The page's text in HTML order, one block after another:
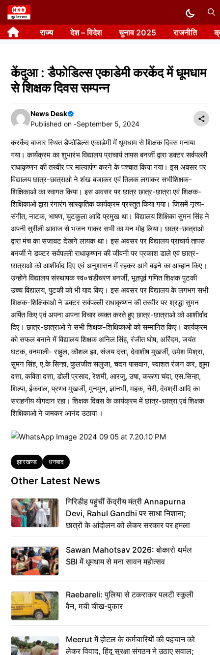
Skip
to
content राज्य देश – विदेश चुनाव 2025 राजनीति
केंदुआ : डैफोडिल्स एकाडेमी करकेंद में धूमधाम
से शिक्षक दिवस सम्पन्न
News Desk
Published on -September 5, 2024
करकेंद बाजार स्थित डैफोडिल्स एकाडेमी में धूमधाम से शिक्षक दिवस मनाया
गया। कार्यक्रम का शुभारंभ विद्यालय प्राचार्य तापस बनर्जी द्वारा डक्टर सर्वपल्ली
राधाकृष्णन की तस्वीर पर माल्यार्पण करने के पश्चात किया गया। इस अवसर पर
विद्यालय छात्र-छात्राओ ने शंख बजाकर एवं तिलक लगाकर सभीशिक्षक-
शिक्षिकाओ का स्वागत किया। इस अवसर पर छात्र छात्र-छात्रा एवं शिक्षक-
शिक्षिकाओ द्वारा रंगारंग सांस्कृतिक कार्यक्रम प्रस्तुत किया गया। जिसमें नृत्य-
संगीत, नाटक, भाषण, चुटकुला आदि प्रमुख था। विद्यालय शिक्षिका सुमन सिंह ने
अपनी सुरीली आवाज से भजन गाकर सभी का मन मोह लिया। छात्र-छात्राओ
द्वारा मंच का सजावट देखने लायक था। इस अवसर पर विद्यालय प्राचार्य तापस
बनर्जी ने डक्टर सर्वपल्ली राधाकृष्णन की जीवनी पर प्रकाश डाले एवं छात्र-
छात्राओ को आशीर्वाद दिए एवं अनुशासन में रहकर आगे बढ़ने का आव्हान किए।
उन्होने विद्यालय संस्थापक स्व०चंडीचरण बनर्जी, भूतपूर्व गणित शिक्षक पुटकी
उच्च विद्यालय, पुटकी को भी याद किए। इस अवसर पर विद्यालय के लगभग सभी
शिक्षक-शिक्षिकाओ ने डक्टर सर्वपल्ली राधाकृष्णन की तस्वीर पर श्रद्धा सुमन
अर्पित किए एवं अपना अपना विचार व्यक्त करते हुए छात्र-छात्राओ को आशीर्वाद
दिए। छात्र-छात्राओ ने सभी शिक्षक-शिक्षिकाओ को सम्मानित किए। कार्यक्रम
को सफल बनाने में विद्यालय शिक्षक अनिल सिंह, रंजीत घोष, अरिंदम, जयंत
घटक, वनमाली- राहुल, कौशल झा, संजय दत्ता, देवाशीष मुखर्जी, उमेश मिश्रा,
सुमन सिंह, ए.के सिन्हा, कुलजीत सलुजा, चंदन पासवान, स्वाशत रंजन कर, झुमा
दत्ता, कविता दत्ता, डोली प्रसाद, रेशमी, आरजु, उषा, करूणा चंदा, एस.सिन्हा,
शिल्पा, ईकवाल, प्रणव मुखर्जी, मुनमुन, ज्ञानभी, महक, चेरी, देवश्री आदि का
सराहनीय योगदान रहा। शिक्षक दिवस के कार्यक्रम में छात्र-छात्रा एवं शिक्षक
शिक्षिकाओ ने जमकर आनंद उठाया ।
Tags
झारखण्ड धनबाद
Other Latest News
गिरिडीह पहुंचीं केंद्रीय मंत्री Annapurna
Devi, Rahul Gandhi पर साधा निशाना;
छात्रों के आंदोलन को लेकर सरकार पर हमला
Sawan Mahotsav 2026: बोकारो थर्मल
SBI में धूमधाम से मना सावन महोत्सव
Raebareli: पुलिया से टकराकर पलटी स्कूली
वैन, मची चीख-पुकार
Meerut में होटल के कर्मचारियों की पहचान को
लेकर विवाद, हिंदू सुरक्षा संगठन ने उठाए सवाल;